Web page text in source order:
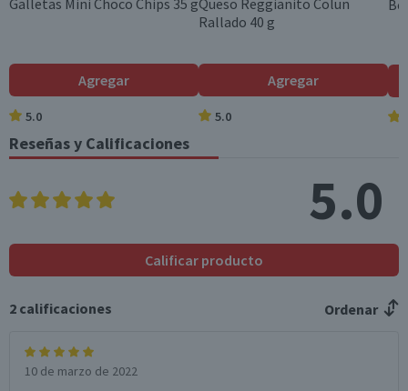
Hidratos de Carbon
o disponibles (g)
73 21,9
Azúcares totales
(g)
*Ingesta de referencia de un adulto promedio (8400 kj / 2000 kcal)
Galletas Mini Choco Chips 35 g
Agregar
5.0
Queso Reggianito Colun
Rallado 40 g
Agregar
5.0
Reseñas y Calificaciones
5.0
Calificar producto
2 calificaciones Ordenar
10 de marzo de 2022